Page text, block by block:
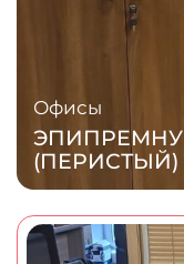
Офисы
(ПЕРИСТЫЙ)